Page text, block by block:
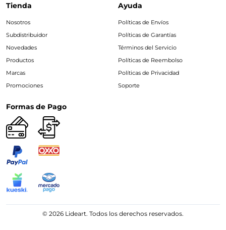
Tienda
Nosotros
Subdistribuidor
Novedades
Productos
Marcas
Promociones
Ayuda
Políticas de Envíos
Políticas de Garantías
Términos del Servicio
Políticas de Reembolso
Políticas de Privacidad
Soporte
Formas de Pago
© 2026 Lideart. Todos los derechos reservados.